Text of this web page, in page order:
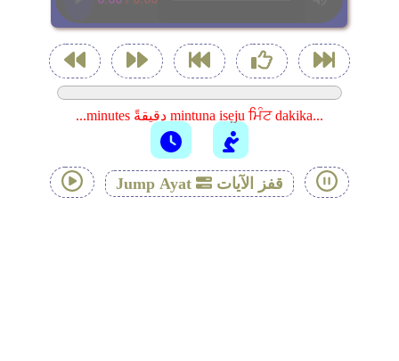
...minutes دقيقةً mintuna isẹju ਮਿੰਟ dakika...
Jump Ayat قفز الآيات